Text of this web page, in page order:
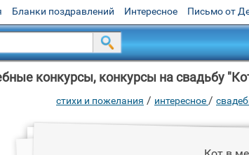
Бланки поздравлений Интересное Письмо от
конкурсы, конкурсы на свадьбу
стихи и пожелания / интересное/